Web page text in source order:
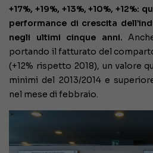
+17%, +19%, +13%, +10%, +12%:
performance di crescita
negli ultimi cinque anni.
portando il fatturato del
(+12% rispetto 2018), un valore
minimi del 2013/2014 e
nel mese di febbraio.